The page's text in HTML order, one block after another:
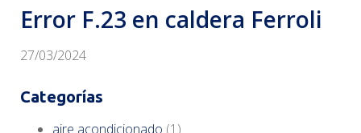
Error F.23 en caldera Ferroli
27/03/2024
Categorías
aire acondicionado (1)